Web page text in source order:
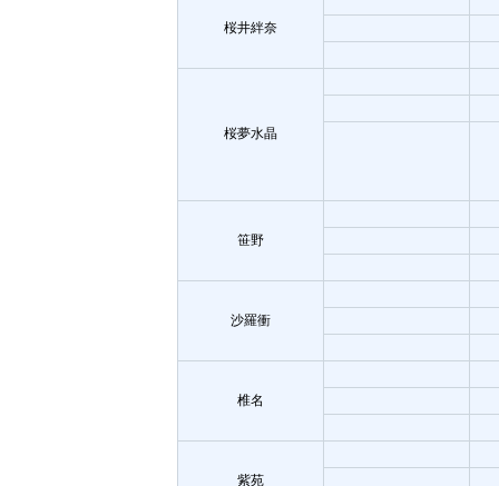
桜井絆奈
桜夢水晶
笹野
沙羅衝
椎名
紫苑